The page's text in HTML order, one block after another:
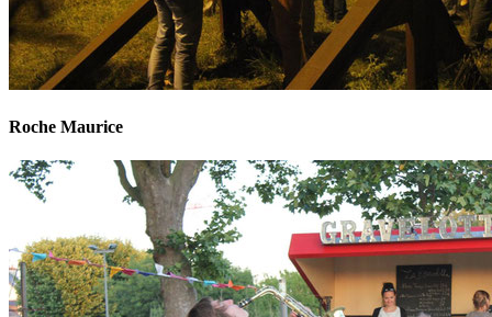
Roche Maurice